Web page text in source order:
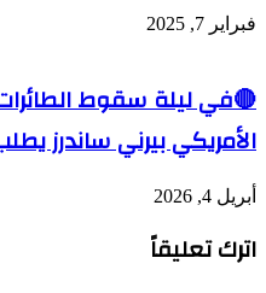
فبراير 7, 2025
🔴في ليلة سقوط
الأمريكي بيرني ساندرز
أبريل 4, 2026
اترك تعليقاً